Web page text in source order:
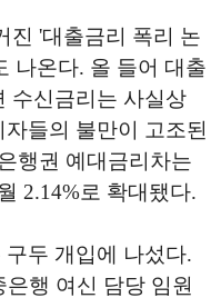
진 '대출금리 폭리 논
나온다. 올 들어 대출
수신금리는 사실상
자들의 불만이
고조된
행권 예대금리차는
2.14%로 확대됐다.
구두 개입에 나섰다.
은행 여신 담당 임원